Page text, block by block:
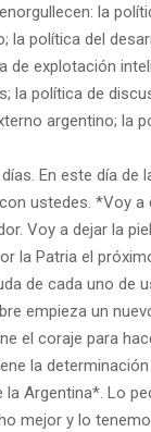
la
la política del
de explotación
la política de
argentino; la
En este día de
ustedes. *Voy a
Voy a dejar la
la Patria el
de cada uno de
empieza un
el coraje para
la
Argentina*. Lo
mejor y lo